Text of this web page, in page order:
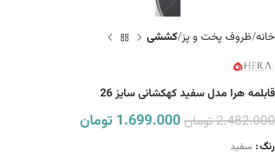
خانه ظروف پخت و پز کششی
قابلمه هرا مدل سفید کهکشانی سایز 26
2.482.000تومان1.699.000 تومان
رنگ سفید